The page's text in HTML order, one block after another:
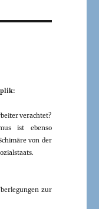
verachtet?
ist ebenso
von der
zur